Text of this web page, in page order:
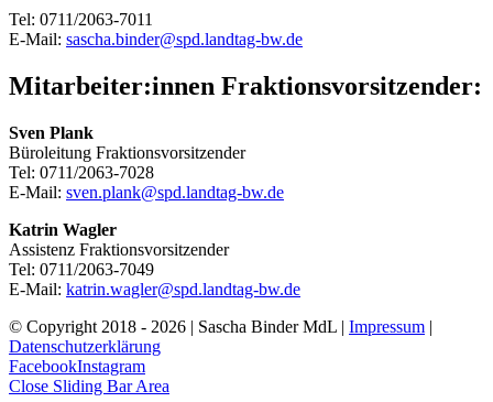
Tel: 0711/2063-7011
E-Mail: sascha.binder@spd.landtag-bw.de
Mitarbeiter:innen Fraktionsvorsitzender:
Sven Plank
Büroleitung Fraktionsvorsitzender
Tel: 0711/2063-7028
E-Mail: sven.plank@spd.landtag-bw.de
Katrin Wagler
Assistenz Fraktionsvorsitzender
Tel: 0711/2063-7049
E-Mail: katrin.wagler@spd.landtag-bw.de
© Copyright 2018 - 2026 | Sascha Binder MdL | Impressum |
Datenschutzerklärung
FacebookInstagram
Close Sliding Bar Area